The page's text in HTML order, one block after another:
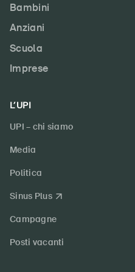
Bambini
Anziani
Scuola
Imprese
L’UPI
UPI – chi siamo
Media
Politica
Sinus Plus
Campagne
Posti vacanti